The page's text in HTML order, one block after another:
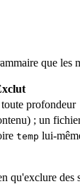
que les
toute profondeur
; un
temp lui-
des